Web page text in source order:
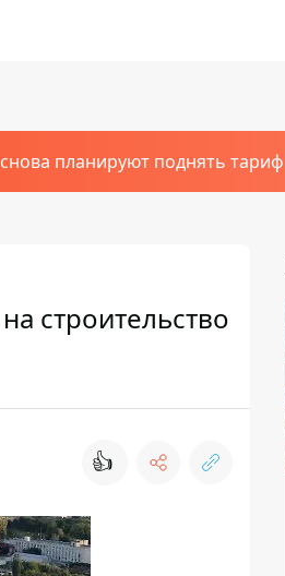
планируют поднять тариф
строительство
👍